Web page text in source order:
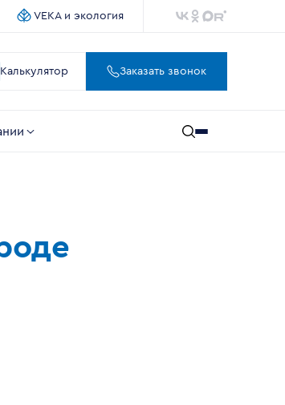
VEKA и экология
Калькулятор Заказать звонок